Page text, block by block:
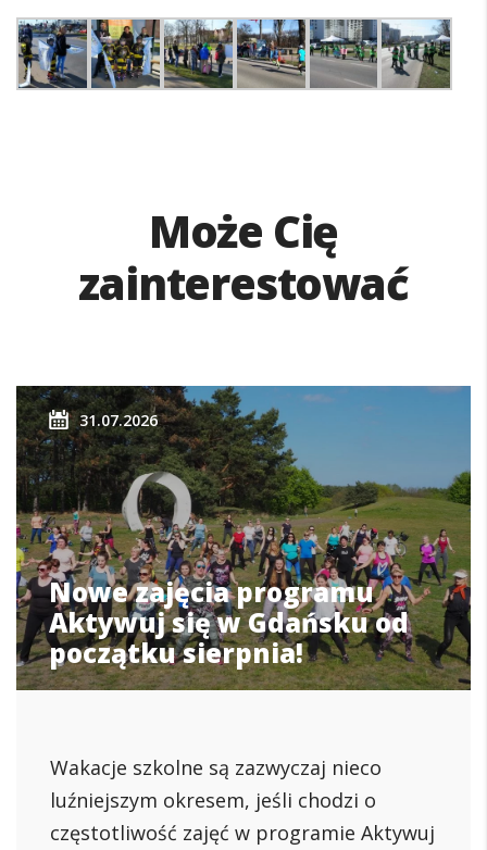
Może Cię
zainterestować
31.07.2026
Nowe zajęcia programu
Aktywuj się w Gdańsku od
początku sierpnia!
Wakacje szkolne są zazwyczaj nieco
luźniejszym okresem, jeśli chodzi o
częstotliwość zajęć w programie Aktywuj